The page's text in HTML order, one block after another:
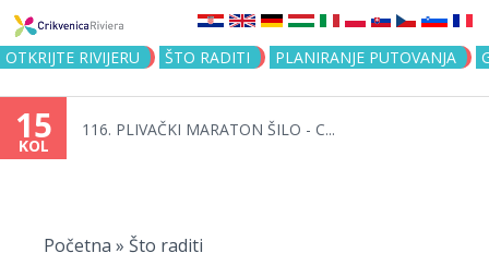
Jump to navigation
OTKRIJTE RIVIJERU ŠTO RADITI PLANIRANJE PUTOVANJA
15
KOL
116. PLIVAČKI MARATON ŠILO - C...
Početna » Što raditi